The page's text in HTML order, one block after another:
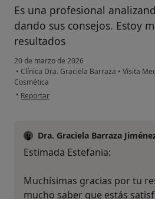
Es una profesional
dando sus consejos. Estoy
resultados
20 de marzo de 2026
• Clínica Dra. Graciela Barraza • Visita
Cosmética
• en opinión del usuario Estefanía Juan
Reportar
Dra. Graciela Barraza
Estimada Estefania:
Muchísimas gracias por tu
mucho saber que estás